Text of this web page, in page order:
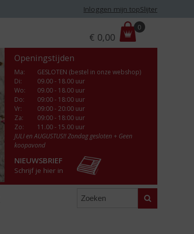
Inloggen mijn topSlijter
r
i
s
€ 0,00
0
Openingstijden
Ma:
GESLOTEN (bestel in onze webshop)
Di:
09.00 - 18.00 uur
Wo:
09.00 - 18.00 uur
Do:
09:00 - 18:00 uur
Vr:
09:00 - 20:00 uur
Za:
09:00 - 18:00 uur
Zo:
11.00 - 15.00 uur
JULI en AUGUSTUS!! Zondag gesloten + Geen
koopavond
NIEUWSBRIEF
Schrijf je hier in
Zoeken